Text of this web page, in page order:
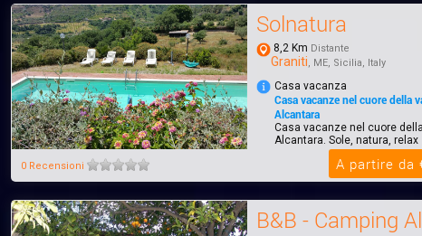
Solnatura
8,2 Km Distante
Graniti, ME, Sicilia, Italy
Casa vacanza
Casa vacanze nel cuore della
Alcantara
Casa vacanze nel cuore
Alcantara. Sole, natura, relax
0 Recensioni A partire da
B&B - Camping